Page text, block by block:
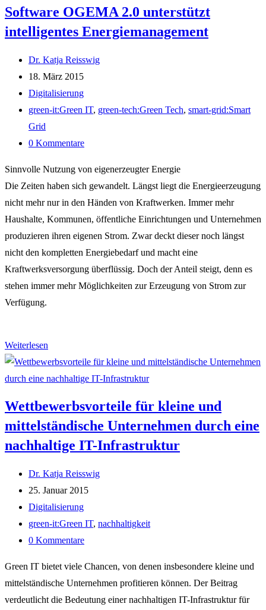
die
intelligente
Software OGEMA 2.0 unterstützt
intelligentes Energiemanagement
Beitrags-
Autor:
Dr. Katja Reisswig
Beitrag
veröffentlicht:
18. März 2015
Beitrags-
Kategorie:
Digitalisierung
Post
tag:
green-it:Green IT, green-tech:Green Tech, smart-grid:Smart
Grid
Beitrags-
0 Kommentare
Sinnvolle Nutzung von eigenerzeugter Energie
Die Zeiten haben sich gewandelt. Längst liegt die Energieerzeugung
nicht mehr nur in den Händen von Kraftwerken. Immer mehr
Haushalte, Kommunen, öffentliche Einrichtungen und Unternehmen
produzieren ihren eigenen Strom. Zwar deckt dieser noch längst
nicht den kompletten Energiebedarf und macht eine
Kraftwerksversorgung überflüssig. Doch der Anteil steigt, denn es
stehen immer mehr Möglichkeiten zur Erzeugung von Strom zur
Verfügung.
Weiterlesen
OGEMA
2.0
intelligentes
Energiemanagement
Wettbewerbsvorteile für kleine und
mittelständische Unternehmen durch eine
nachhaltige IT-Infrastruktur
Beitrags-
Autor:
Dr. Katja Reisswig
Beitrag
veröffentlicht:
25. Januar 2015
Beitrags-
Kategorie:
Digitalisierung
Post
tag:
green-it:Green IT, nachhaltigkeit
Beitrags-
0 Kommentare
Green IT bietet viele Chancen, von denen insbesondere kleine und
mittelständische Unternehmen profitieren können. Der Beitrag
verdeutlicht die Bedeutung einer nachhaltigen IT-Infrastruktur für